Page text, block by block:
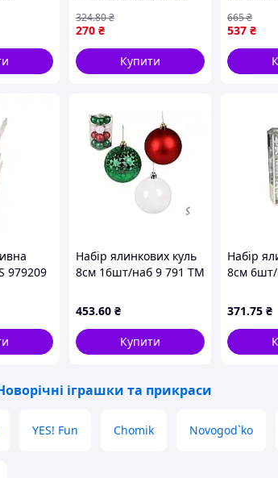
270 ₴
324.80₴
Купити
537 ₴
665₴
979209
Набір ялинкових куль
8см 16шт/наб 9 791 ТМ
453.60 ₴
Купити
Набір
8см 6шт/
371.75 ₴
іграшки та прикраси
YES! Fun Chomik Novogod`ko